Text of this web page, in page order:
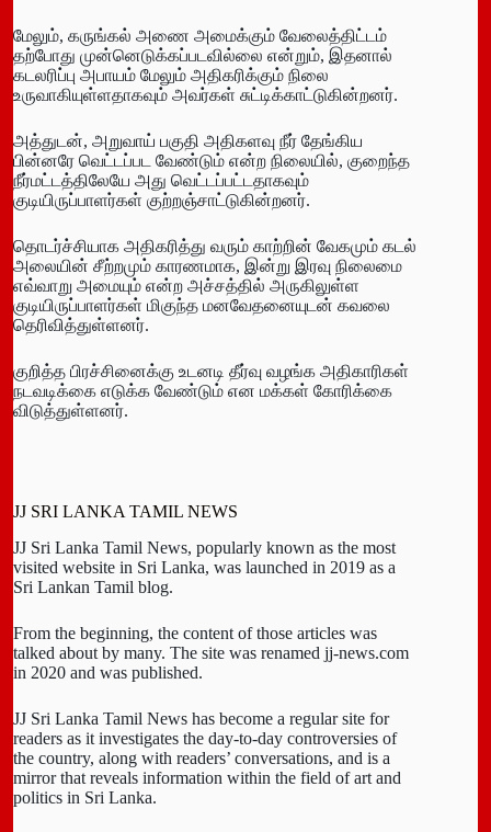
மேலும், கருங்கல் அணை அமைக்கும் வேலைத்திட்டம்
தற்போது முன்னெடுக்கப்படவில்லை என்றும், இதனால்
கடலரிப்பு அபாயம் மேலும் அதிகரிக்கும் நிலை
உருவாகியுள்ளதாகவும் அவர்கள் சுட்டிக்காட்டுகின்றனர்.
அத்துடன், அறுவாய் பகுதி அதிகளவு நீர் தேங்கிய
பின்னரே வெட்டப்பட வேண்டும் என்ற நிலையில், குறைந்த
நீர்மட்டத்திலேயே அது வெட்டப்பட்டதாகவும்
குடியிருப்பாளர்கள் குற்றஞ்சாட்டுகின்றனர்.
தொடர்ச்சியாக அதிகரித்து வரும் காற்றின் வேகமும் கடல்
அலையின் சீற்றமும் காரணமாக, இன்று இரவு நிலைமை
எவ்வாறு அமையும் என்ற அச்சத்தில் அருகிலுள்ள
குடியிருப்பாளர்கள் மிகுந்த மனவேதனையுடன் கவலை
தெரிவித்துள்ளனர்.
குறித்த பிரச்சினைக்கு உடனடி தீர்வு வழங்க அதிகாரிகள்
நடவடிக்கை எடுக்க வேண்டும் என மக்கள் கோரிக்கை
விடுத்துள்ளனர்.
JJ SRI LANKA TAMIL NEWS
JJ Sri Lanka Tamil News, popularly known as the most
visited website in Sri Lanka, was launched in 2019 as a
Sri Lankan Tamil blog.
From the beginning, the content of those articles was
talked about by many. The site was renamed jj-news.com
in 2020 and was published.
JJ Sri Lanka Tamil News has become a regular site for
readers as it investigates the day-to-day controversies of
the country, along with readers’ conversations, and is a
mirror that reveals information within the field of art and
politics in Sri Lanka.